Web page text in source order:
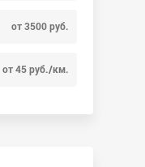
от 3500 руб.
от 45 руб./км.